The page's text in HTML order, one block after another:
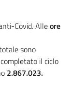
Covid. Alleore
sono
il ciclo
2.867.023.